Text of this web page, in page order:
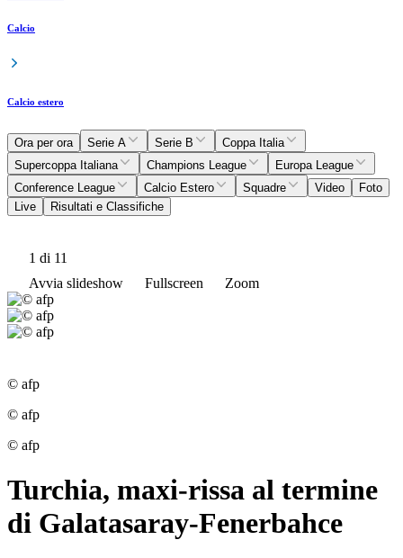
Calcio
Calcio estero
Ora per ora Serie A Serie B
Coppa Italia
Supercoppa Italiana
Champions League
Europa League
Conference League
Calcio Estero Squadre Video
Foto
Live
Risultati e Classifiche
1 di 11
Avvia slideshow
Fullscreen Zoom
© afp
© afp
© afp
Turchia, maxi-rissa al termine
di Galatasaray-Fenerbahce